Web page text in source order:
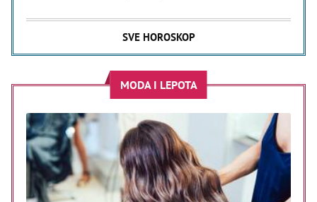
SVE HOROSKOP
MODA I LEPOTA